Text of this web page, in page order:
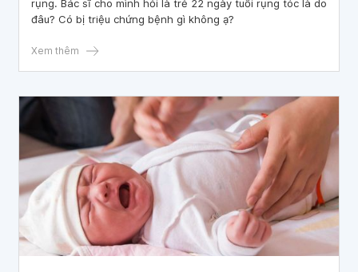
rụng. Bác sĩ cho mình hỏi là trẻ 22 ngày tuổi rụng tóc là do
đâu? Có bị triệu chứng bệnh gì không ạ?
Xem thêm